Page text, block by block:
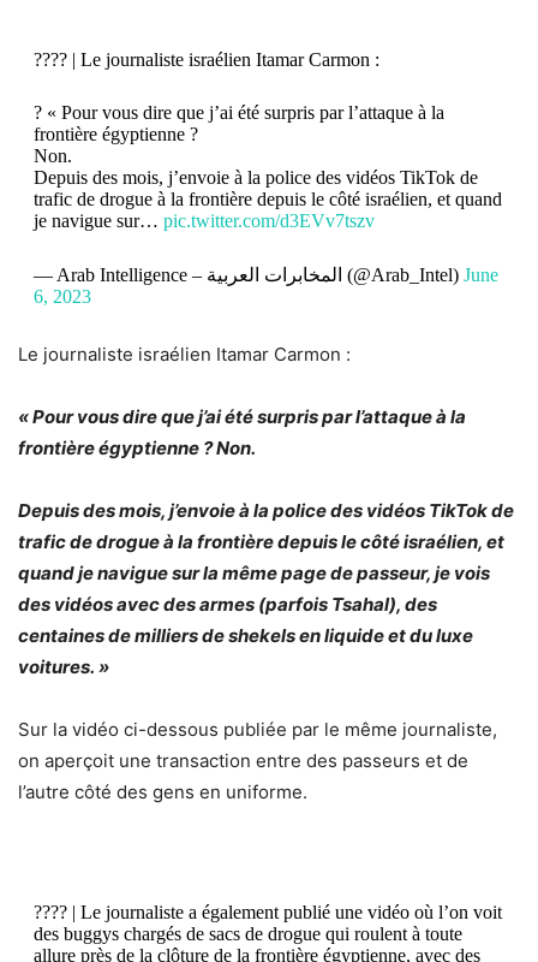
???? | Le journaliste israélien Itamar Carmon :
?️ « Pour vous dire que j’ai été surpris par l’attaque à la
frontière égyptienne ?
Non.
Depuis des mois, j’envoie à la police des vidéos TikTok de
trafic de drogue à la frontière depuis le côté israélien, et quand
je navigue sur… pic.twitter.com/d3EVv7tszv
— Arab Intelligence – المخابرات العربية (@Arab_Intel) June
6, 2023
Le journaliste israélien Itamar Carmon :
« Pour vous dire que j’ai été surpris par l’attaque à la
frontière égyptienne ?Non.
Depuis des mois, j’envoie à la police des vidéos TikTok de
trafic de drogue à la frontière depuis le côté israélien, et
quand je navigue sur la même page de passeur, je vois
des vidéos avec des armes (parfois Tsahal), des
centaines de milliers de shekels en liquide et du luxe
voitures. »
Sur la vidéo ci-dessous publiée par le même journaliste,
on aperçoit une transaction entre des passeurs et de
l’autre côté des gens en uniforme.
???? | Le journaliste a également publié une vidéo où l’on voit
des buggys chargés de sacs de drogue qui roulent à toute
allure près de la clôture de la frontière égyptienne, avec des